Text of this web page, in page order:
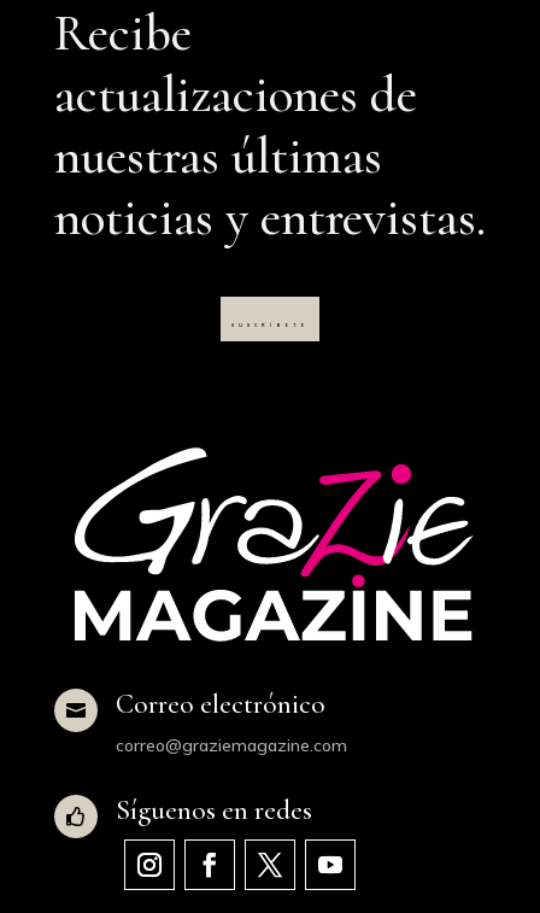
Recibe
actualizaciones de
nuestras últimas
noticias y entrevistas.
SUSCRÍBETE
 Correo electrónico
correo@graziemagazine.com
 Síguenos en redes